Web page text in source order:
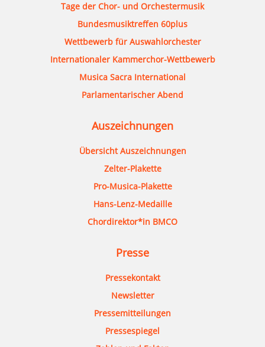
Tage der Chor- und Orchestermusik
Bundesmusiktreffen 60plus
Wettbewerb für Auswahlorchester
Internationaler Kammerchor-Wettbewerb
Musica Sacra International
Parlamentarischer Abend
Auszeichnungen
Übersicht Auszeichnungen
Zelter-Plakette
Pro-Musica-Plakette
Hans-Lenz-Medaille
Chordirektor*in BMCO
Presse
Pressekontakt
Newsletter
Pressemitteilungen
Pressespiegel